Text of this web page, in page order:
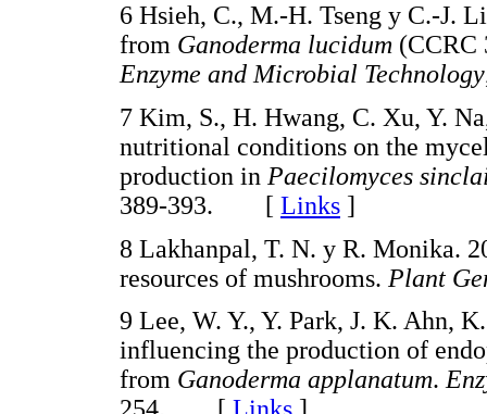
6 Hsieh, C., M.-H. Tseng y C.-J.
from Ganoderma lucidum (CCRC
Enzyme and Microbial Technology
7 Kim, S., H. Hwang, C. Xu, Y.
nutritional conditions on the
production in Paecilomyces
389-393. [ Links ]
8 Lakhanpal, T. N. y R. Monika.
resources of mushrooms. Plant
9 Lee, W. Y., Y. Park, J. K. Ahn,
influencing the production of
from Ganoderma applanatum.